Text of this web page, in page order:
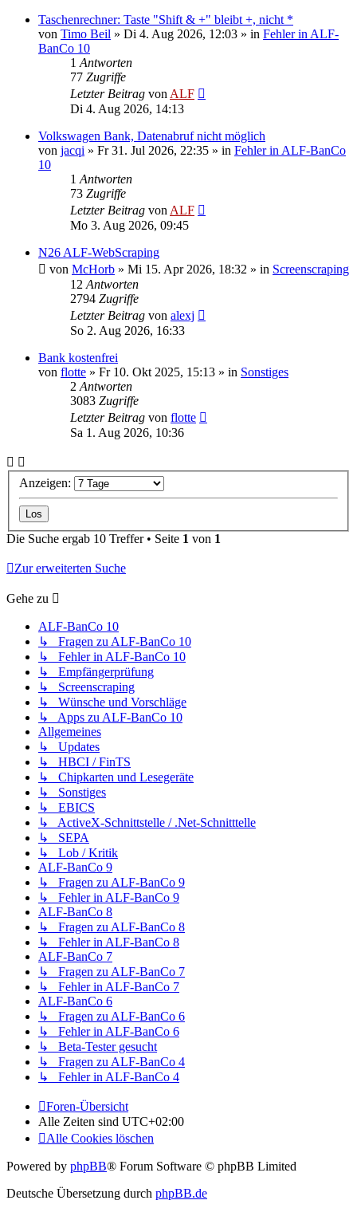
Taschenrechner: Taste "Shift & +" bleibt +, nicht *
von Timo Beil » Di 4. Aug 2026, 12:03 » in Fehler in ALF-
BanCo 10
1 Antworten
77 Zugriffe
Letzter Beitrag von ALF
Di 4. Aug 2026, 14:13
Volkswagen Bank, Datenabruf nicht möglich
von jacqi » Fr 31. Jul 2026, 22:35 » in Fehler in ALF-BanCo
10
1 Antworten
73 Zugriffe
Letzter Beitrag von ALF
Mo 3. Aug 2026, 09:45
N26 ALF-WebScraping
von McHorb » Mi 15. Apr 2026, 18:32 » in Screenscraping
12 Antworten
2794 Zugriffe
Letzter Beitrag von alexj
So 2. Aug 2026, 16:33
Bank kostenfrei
von flotte » Fr 10. Okt 2025, 15:13 » in Sonstiges
2 Antworten
3083 Zugriffe
Letzter Beitrag von flotte
Sa 1. Aug 2026, 10:36
Anzeigen:
Die Suche ergab 10 Treffer • Seite 1 von 1
Zur erweiterten Suche
Gehe zu
ALF-BanCo 10
↳ Fragen zu ALF-BanCo 10
↳ Fehler in ALF-BanCo 10
↳ Empfängerprüfung
↳ Screenscraping
↳ Wünsche und Vorschläge
↳ Apps zu ALF-BanCo 10
Allgemeines
↳ Updates
↳ HBCI / FinTS
↳ Chipkarten und Lesegeräte
↳ Sonstiges
↳ EBICS
↳ ActiveX-Schnittstelle / .Net-Schnitttelle
↳ SEPA
↳ Lob / Kritik
ALF-BanCo 9
↳ Fragen zu ALF-BanCo 9
↳ Fehler in ALF-BanCo 9
ALF-BanCo 8
↳ Fragen zu ALF-BanCo 8
↳ Fehler in ALF-BanCo 8
ALF-BanCo 7
↳ Fragen zu ALF-BanCo 7
↳ Fehler in ALF-BanCo 7
ALF-BanCo 6
↳ Fragen zu ALF-BanCo 6
↳ Fehler in ALF-BanCo 6
↳ Beta-Tester gesucht
↳ Fragen zu ALF-BanCo 4
↳ Fehler in ALF-BanCo 4
Foren-Übersicht
Alle Zeiten sind UTC+02:00
Alle Cookies löschen
Powered by phpBB® Forum Software © phpBB Limited
Deutsche Übersetzung durch phpBB.de